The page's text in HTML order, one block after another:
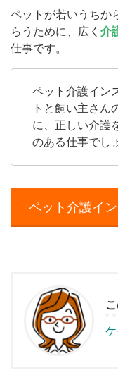
ペットが若いうちか
らうために、広く 介
仕事です。
ペット介護イン
トと飼い主さん
に、正しい介護
のある仕事でし
ペット介護イ